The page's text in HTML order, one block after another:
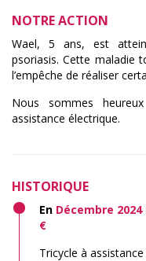
NOTRE ACTION
Wael, 5 ans, est
psoriasis. Cette maladie
l’empêche de réaliser
Nous sommes
assistance électrique.
HISTORIQUE
En Décembre 2024
€
Tricycle à